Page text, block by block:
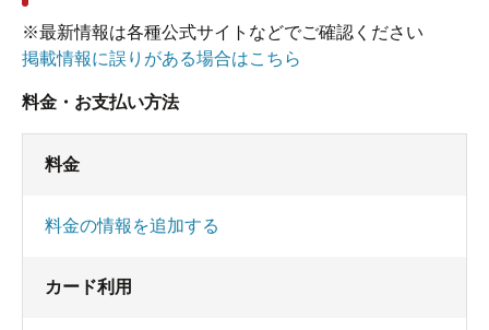
※最新情報は各種公式サイトなどでご確認ください
掲載情報に誤りがある場合はこちら
料金・お支払い方法
料金
料金の情報を追加する
カード利用